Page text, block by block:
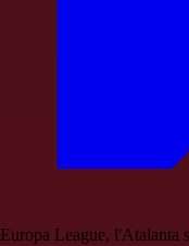
Europa League, l'Atalanta